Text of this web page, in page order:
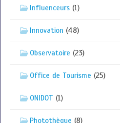
Influenceurs (1)
Innovation (48)
Observatoire (23)
Office de Tourisme (25)
ONIDOT (1)
Photothèque (8)